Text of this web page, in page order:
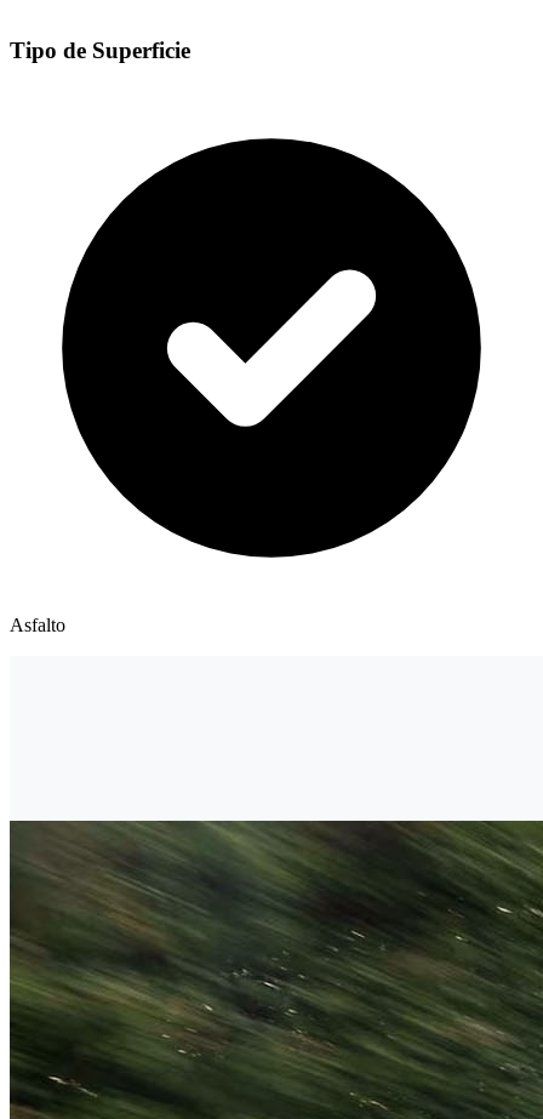
Tipo de Superficie
Asfalto